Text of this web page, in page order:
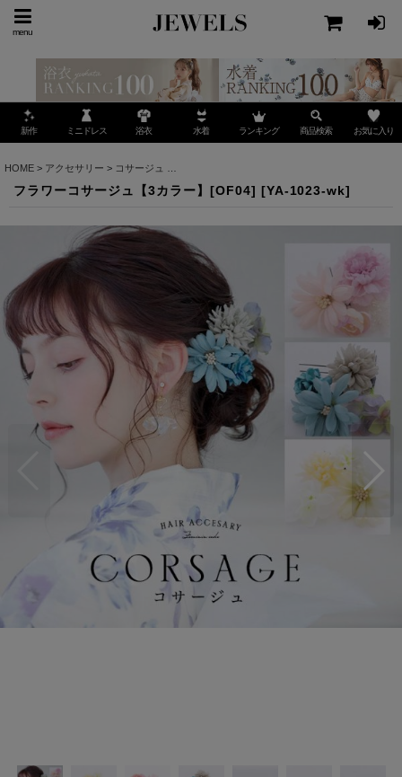
menu
新作 ミニドレス 浴衣 水着 ランキング 商品検索 お気に入り
HOME > アクセサリー > コサージュ
フラワーコサージュ【3カラー】[OF04] [YA-1023-wk]